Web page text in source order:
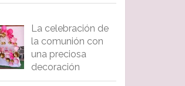
La celebración de
la comunión con
una preciosa
decoración